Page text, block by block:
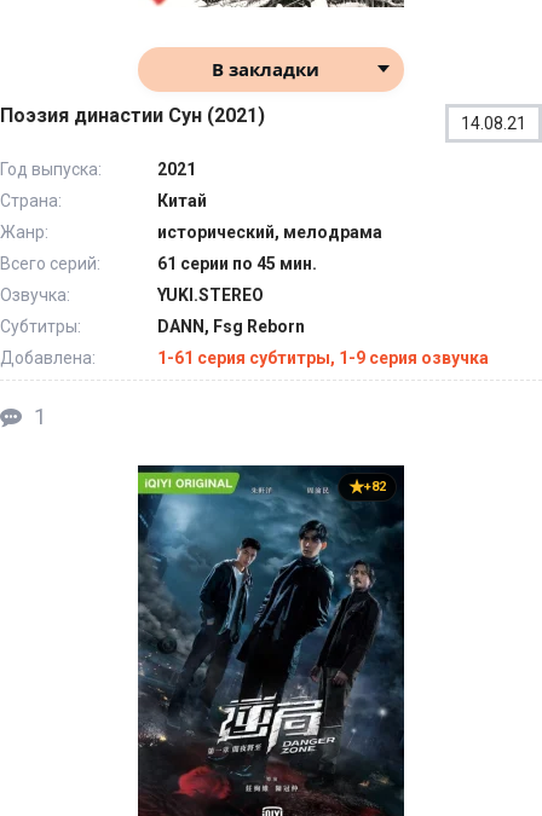
В закладки
Поэзия династии Сун (2021) 14.08.21
Год выпуска:
2021
Страна:
Китай
Жанр:
исторический, мелодрама
Всего серий:
61 серии по 45 мин.
Озвучка:
YUKI.STEREO
Субтитры:
DANN, Fsg Reborn
Добавлена:
1-61 серия субтитры, 1-9 серия озвучка
1
+82